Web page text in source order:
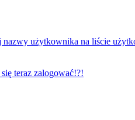
użytkownika na liście
teraz zalogować!?!